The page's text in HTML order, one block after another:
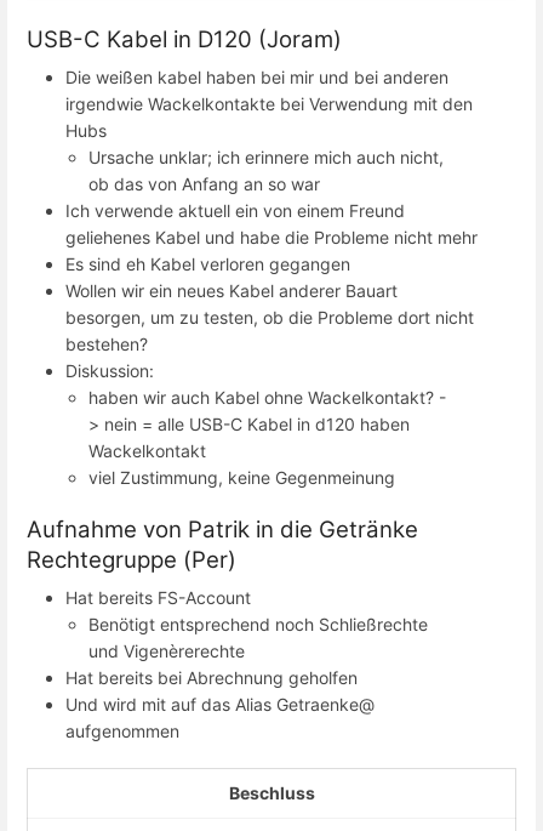
USB-C Kabel in D120 (Joram)
Die weißen kabel haben bei mir und bei anderen
irgendwie Wackelkontakte bei Verwendung mit den
Hubs
Ursache unklar; ich erinnere mich auch nicht,
ob das von Anfang an so war
Ich verwende aktuell ein von einem Freund
geliehenes Kabel und habe die Probleme nicht mehr
Es sind eh Kabel verloren gegangen
Wollen wir ein neues Kabel anderer Bauart
besorgen, um zu testen, ob die Probleme dort nicht
bestehen?
Diskussion:
haben wir auch Kabel ohne Wackelkontakt? -
> nein = alle USB-C Kabel in d120 haben
Wackelkontakt
viel Zustimmung, keine Gegenmeinung
Aufnahme von Patrik in die Getränke
Rechtegruppe (Per)
Hat bereits FS-Account
Benötigt entsprechend noch Schließrechte
und Vigenèrerechte
Hat bereits bei Abrechnung geholfen
Und wird mit auf das Alias Getraenke@
aufgenommen
Beschluss